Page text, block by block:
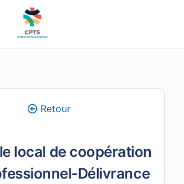
Retour
local de coopération
Délivrance